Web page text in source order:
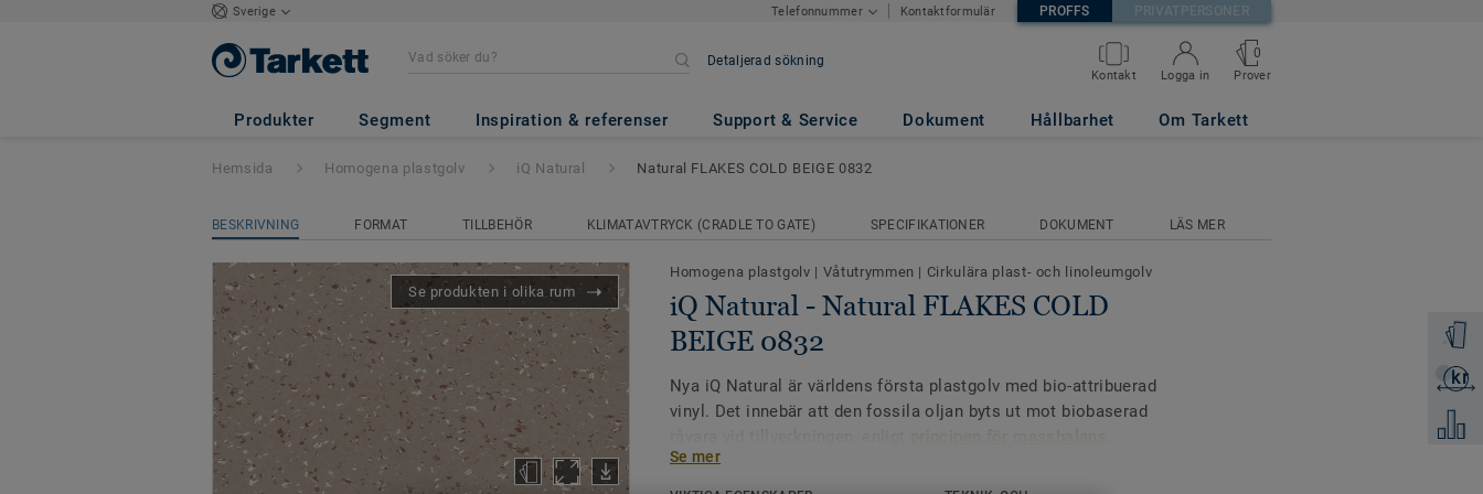
Sverige Telefonnummer Kontaktformulär PROFFS PRIVATPERSONER
Detaljerad sökning
Kontakt Logga in
0
Prover
Produkter Segment Inspiration & referenser Support & Service Dokument Hållbarhet Om Tarkett
iQ Natural - Natural FLAKES COLD BEIGE 0832
Beställ
kr
Jämför
Hemsida Homogena plastgolv iQ Natural Natural FLAKES COLD BEIGE 0832
BESKRIVNING FORMAT TILLBEHÖR KLIMATAVTRYCK (CRADLE TO GATE) SPECIFIKATIONER DOKUMENT LÄS MER
Se produkten i olika rum
Homogena plastgolv | Våtutrymmen | Cirkulära plast- och linoleumgolv
iQ Natural - Natural FLAKES COLD
BEIGE 0832
Nya iQ Natural är världens första plastgolv med bio-attribuerad
vinyl. Det innebär att den fossila oljan byts ut mot biobaserad
principen för massbalans
Se mer